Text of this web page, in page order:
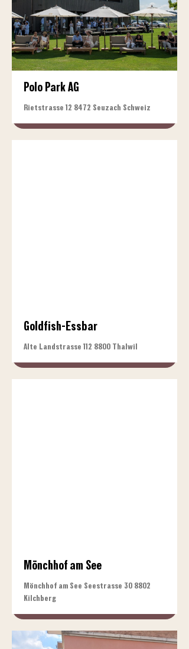
Polo Park AG
Rietstrasse 12 8472 Seuzach Schweiz
Goldfish-Essbar
Alte Landstrasse 112 8800 Thalwil
Mönchhof am See
Mönchhof am See Seestrasse 30 8802
Kilchberg